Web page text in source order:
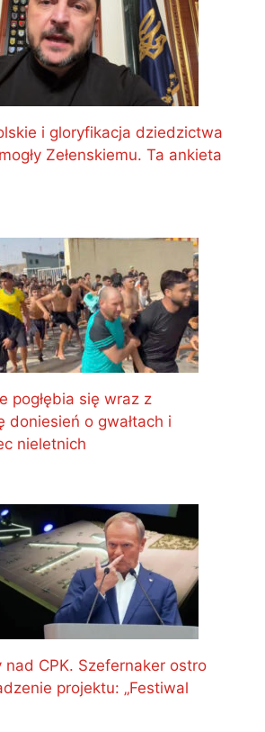
i gloryfikacja dziedzictwa
Zełenskiemu. Ta ankieta
pogłębia się wraz z
doniesień o gwałtach i
nieletnich
nad CPK. Szefernaker ostro
projektu: „Festiwal